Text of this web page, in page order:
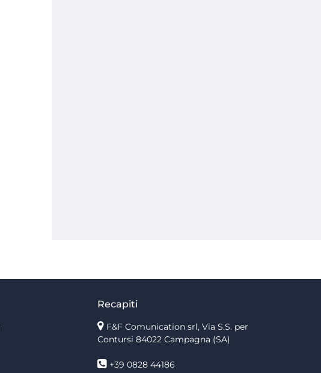
Recapiti
F&F Comunication srl, Via S.S. per
Contursi 84022 Campagna (SA)
+39 0828 44186